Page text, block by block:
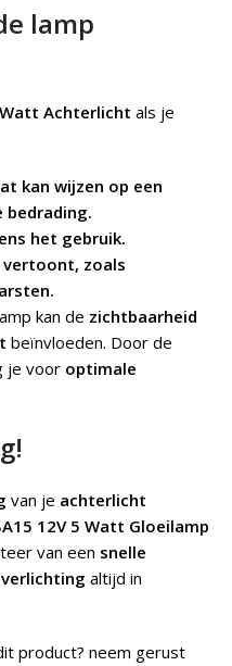
lamp
Watt Achterlicht als je
kan wijzen op een
bedrading.
het gebruik.
vertoont, zoals
kan de zichtbaarheid
beïnvloeden. Door de
je voor optimale
van je achterlicht
12V 5 Watt Gloeilamp
van een snelle
verlichting altijd in
product? neem gerust